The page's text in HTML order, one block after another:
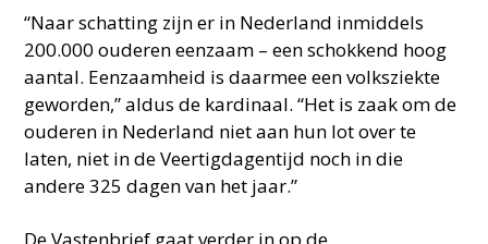
“Naar schatting zijn er in Nederland inmiddels
200.000 ouderen eenzaam – een schokkend hoog
aantal. Eenzaamheid is daarmee een volksziekte
geworden,” aldus de kardinaal. “Het is zaak om de
ouderen in Nederland niet aan hun lot over te
laten, niet in de Veertigdagentijd noch in die
andere 325 dagen van het jaar.”